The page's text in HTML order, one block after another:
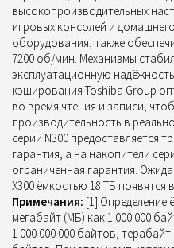
высокопроизводительных
игровых консолей и
оборудования, также
7200 об/мин. Механизмы
эксплуатационную
кэширования Toshiba Group
во время чтения и записи,
производительность в
серии N300 предоставляется
гарантия, а на накопители
ограниченная гарантия.
X300 ёмкостью 18 ТБ появятся
Примечания: [1] Определение
мегабайт (МБ) как 1 000 000
1 000 000 000 байтов,